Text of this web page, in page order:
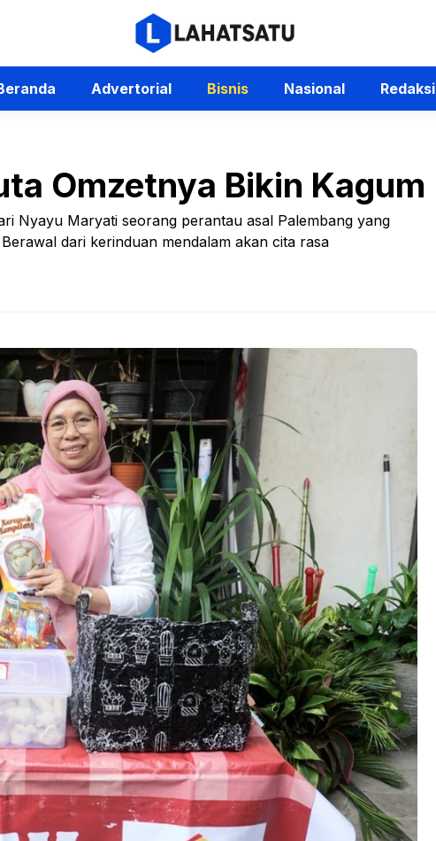
Advertorial Bisnis Nasional Redaksi
Omzetnya Bikin Kagum
Nyayu Maryati seorang perantau asal Palembang yang
dari kerinduan mendalam akan cita rasa